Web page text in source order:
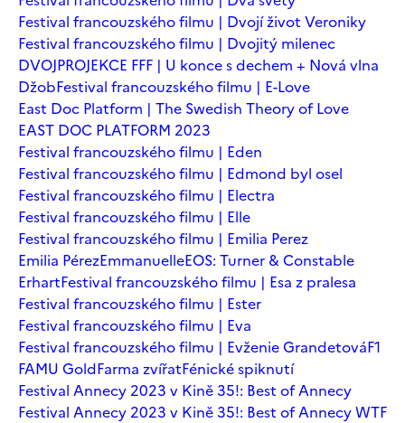
Festival francouzského filmu | Dvojí život Veroniky
Festival francouzského filmu | Dvojitý milenec
DVOJPROJEKCE FFF | U konce s dechem + Nová vlna
DžobFestival francouzského filmu | E-Love
East Doc Platform | The Swedish Theory of Love
EAST DOC PLATFORM 2023
Festival francouzského filmu | Eden
Festival francouzského filmu | Edmond byl osel
Festival francouzského filmu | Electra
Festival francouzského filmu | Elle
Festival francouzského filmu | Emilia Perez
Emilia PérezEmmanuelleEOS: Turner & Constable
ErhartFestival francouzského filmu | Esa z pralesa
Festival francouzského filmu | Ester
Festival francouzského filmu | Eva
Festival francouzského filmu | Evženie GrandetováF1
FAMU GoldFarma zvířatFénické spiknutí
Festival Annecy 2023 v Kině 35!: Best of Annecy
Festival Annecy 2023 v Kině 35!: Best of Annecy WTF